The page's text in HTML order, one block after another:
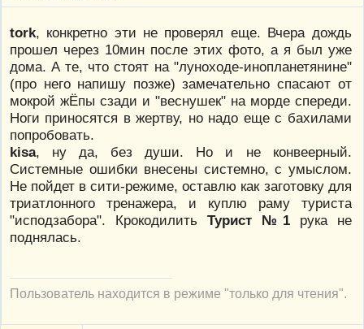
tork, конкретно эти не проверял еще. Вчера дождь
прошел через 10мин после этих фото, а я был уже
дома. А те, что стоят на "луноходе-инопланетянине"
(про него напишу позже) замечательно спасают от
мокрой жЁпы сзади и "веснушек" на морде спереди.
Ноги приносятся в жертву, но надо еще с бахилами
попробовать.
kisa, ну да, без души. Но и не конвеерный.
Системные ошибки внесены системно, с умыслом.
Не пойдет в сити-режиме, оставлю как заготовку для
триатлонного тренажера, и куплю раму туриста
"исподзабора". Крокодилить Турист №1рука не
поднялась.
Пользователь находится в режиме "только для чтения".